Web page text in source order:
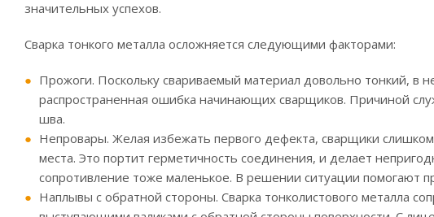
значительных успехов.
Сварка тонкого металла осложняется следующими факторами:
Прожоги. Поскольку свариваемый материал довольно тонкий, в
распространенная ошибка начинающих сварщиков. Причиной
шва.
Непровары. Желая избежать первого дефекта, сварщики
места. Это портит герметичность соединения, и делает
сопротивление тоже маленькое. В решении ситуации помогают
Наплывы с обратной стороны. Сварка тонколистового металла